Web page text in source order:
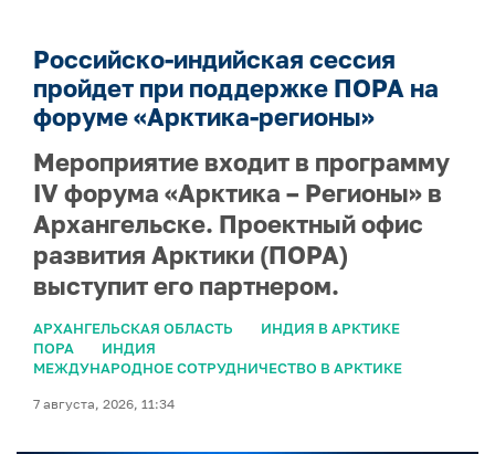
Российско-индийская сессия
пройдет при поддержке ПОРА на
форуме «Арктика-регионы»
Мероприятие входит в программу
IV форума «Арктика – Регионы» в
Архангельске. Проектный офис
развития Арктики (ПОРА)
выступит его партнером.
АРХАНГЕЛЬСКАЯ ОБЛАСТЬ
ИНДИЯ В АРКТИКЕ
ПОРА
ИНДИЯ
МЕЖДУНАРОДНОЕ СОТРУДНИЧЕСТВО В АРКТИКЕ
7 августа, 2026, 11:34